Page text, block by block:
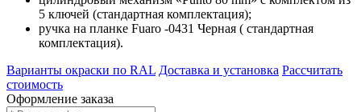
5 ключей (стандартная комплектация);
ручка на планке Fuaro -0431 Черная ( стандартная
комплектация).
Варианты окраски по RAL Доставка и установка Рассчитать
стоимость
Оформление заказа